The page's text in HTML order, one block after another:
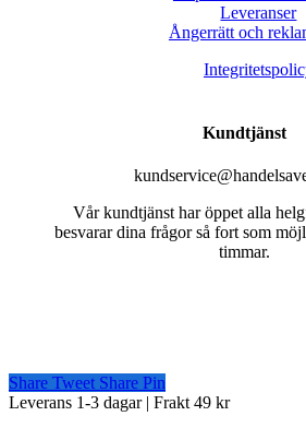
Leveranser
Ångerrätt och
Kundtjänst
Vår kundtjänst har öppet alla
besvarar dina frågor så fort som
timmar.
Share Tweet Share Pin
Close
Leverans 1-3 dagar | Frakt 49 kr